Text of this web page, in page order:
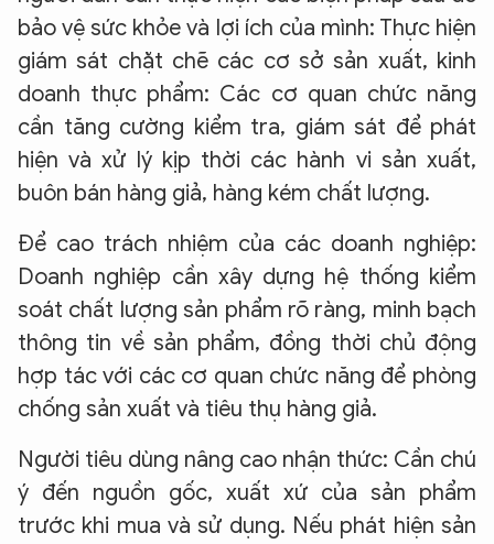
bảo vệ sức khỏe và lợi ích của mình: Thực hiện
giám sát chặt chẽ các cơ sở sản xuất, kinh
doanh thực phẩm: Các cơ quan chức năng
cần tăng cường kiểm tra, giám sát để phát
hiện và xử lý kịp thời các hành vi sản xuất,
buôn bán hàng giả, hàng kém chất lượng.
Để cao trách nhiệm của các doanh nghiệp:
Doanh nghiệp cần xây dựng hệ thống kiểm
soát chất lượng sản phẩm rõ ràng, minh bạch
thông tin về sản phẩm, đồng thời chủ động
hợp tác với các cơ quan chức năng để phòng
chống sản xuất và tiêu thụ hàng giả.
Người tiêu dùng nâng cao nhận thức: Cần chú
ý đến nguồn gốc, xuất xứ của sản phẩm
trước khi mua và sử dụng. Nếu phát hiện sản